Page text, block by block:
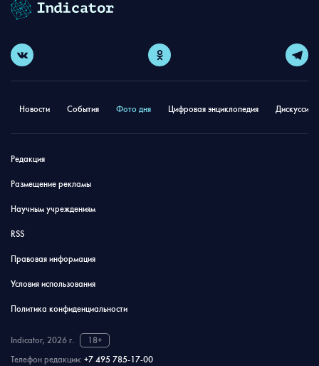
Новости События Фото дня Цифровая энциклопедия
Редакция
Размещение рекламы
Научным учреждениям
RSS
Правовая информация
Условия использования
Политика конфиденциальности
Indicator, 2026 г.
18+
Телефон редакции: +7 495 785-17-00